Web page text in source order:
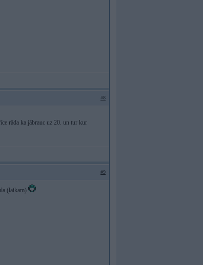
#8
rāda ka jābrauc uz 20. un tur kur
#9
(laikam)